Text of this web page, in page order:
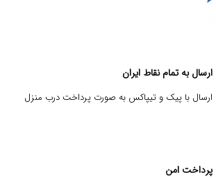
ارسال به تمام نقاط ایران
ارسال با پیک و تیپاکس به صورت پرداخت درب منزل
پرداخت امن